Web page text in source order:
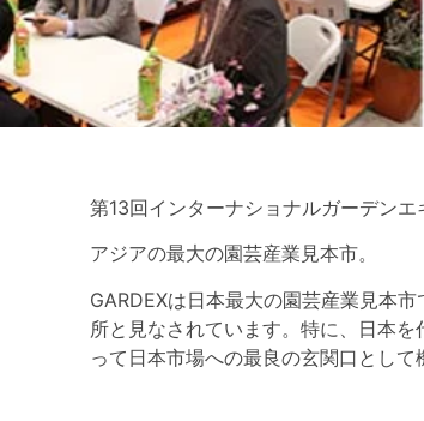
第13回インターナショナルガーデンエ
アジアの最大の園芸産業見本市。
GARDEXは日本最大の園芸産業見本
所と見なされています。特に、日本
って日本市場への最良の玄関口として